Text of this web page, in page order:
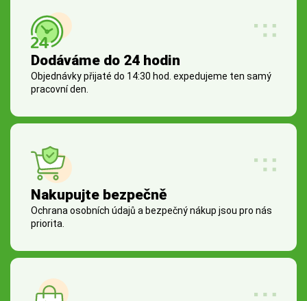
Dodáváme do 24 hodin
Objednávky přijaté do 14:30 hod. expedujeme ten samý
pracovní den.
Nakupujte bezpečně
Ochrana osobních údajů a bezpečný nákup jsou pro nás
priorita.